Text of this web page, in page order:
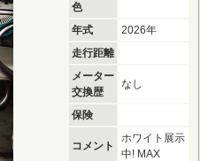
色
年式
2026年
走行距離
メーター
交換歴
なし
保険
コメント
ホワイト展示
中! MAX